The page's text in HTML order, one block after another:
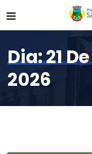
Dia:21
2026